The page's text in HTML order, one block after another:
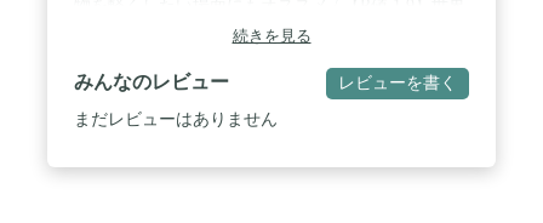
基準の「ASTM F3340-18」規格により断熱性能（R
値）を測定。R値が高いほど、冷気が伝わりにくく
断熱性能が高くなります / 【クッション性にこだわ
りました】当社従来品より凸凹の幅を2倍に広げる
ことで荷重が分散され、より柔らかく快適な寝心地
続きを見る
みんなのレビュー レビューを書く
まだレビューはありません